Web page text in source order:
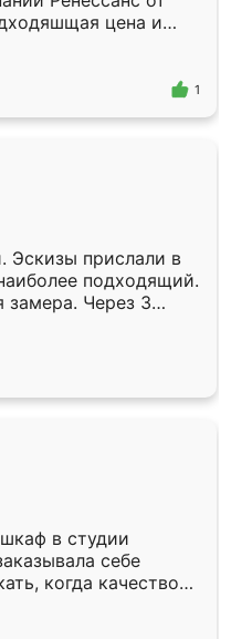
цена и
Приехавший
Владислав
самый
1
Эскизы прислали в
подходящий.
замера. Через 3
готова. Остались
Ренессанс
работу!
в студии
себе
когда качеством
кухня уже почти